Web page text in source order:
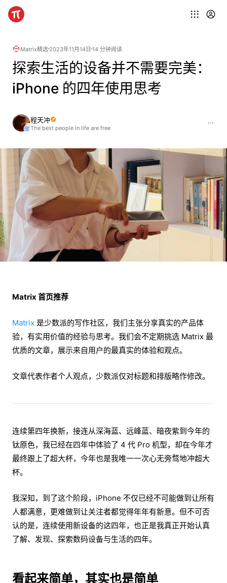
Matrix精选 2023年11月14日 14 分钟阅读
探索生活的设备并不需要完美：
iPhone 的四年使用思考
程天冲
The best people in life are free
Matrix 首页推荐
Matrix 是少数派的写作社区，我们主张分享真实的产品体
验，有实用价值的经验与思考。我们会不定期挑选 Matrix 最
优质的文章，展示来自用户的最真实的体验和观点。
文章代表作者个人观点，少数派仅对标题和排版略作修改。
连续第四年换新，接连从深海蓝、远峰蓝、暗夜紫到今年的
钛原色，我已经在四年中体验了 4 代 Pro 机型，却在今年才
最终跟上了超大杯，今年也是我唯一一次心无旁骛地冲超大
杯。
我深知，到了这个阶段，iPhone 不仅已经不可能做到让所有
人都满意，更难做到让关注者都觉得年年有新意。但不可否
认的是，连续使用新设备的这四年，也正是我真正开始认真
了解、发现、探索数码设备与生活的四年。
看起来简单，其实也是简单